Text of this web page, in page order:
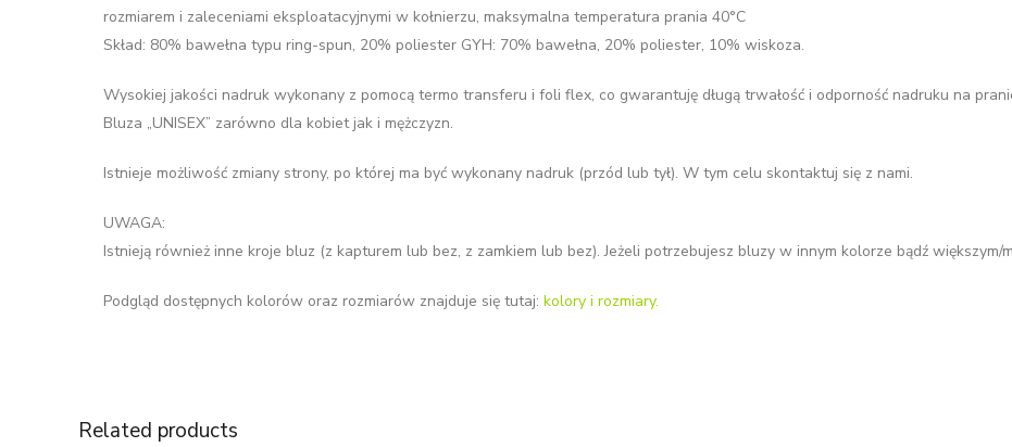
rozmiarem i zaleceniami eksploatacyjnymi w kołnierzu, maksymalna temperatura prania 40°C
Skład: 80% bawełna typu ring-spun, 20% poliester GYH: 70% bawełna, 20% poliester, 10% wiskoza.
Wysokiej jakości nadruk wykonany z pomocą termo transferu i foli flex, co gwarantuję długą trwałość i odporność nadruku na
Bluza „UNISEX” zarówno dla kobiet jak i mężczyzn.
Istnieje możliwość zmiany strony, po której ma być wykonany nadruk (przód lub tył). W tym celu skontaktuj się z nami.
UWAGA:
Istnieją również inne kroje bluz (z kapturem lub bez, z zamkiem lub bez). Jeżeli potrzebujesz bluzy w innym kolorze bądź większym/
Podgląd dostępnych kolorów oraz rozmiarów znajduje się tutaj: kolory i rozmiary.
Related products